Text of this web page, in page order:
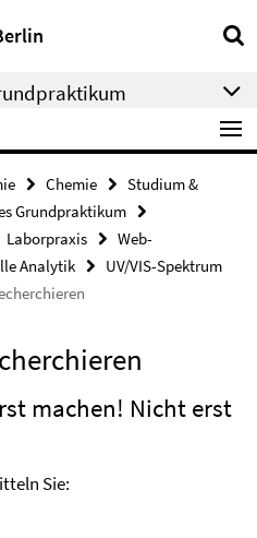
Chemie
Studium &
Grundpraktikum
Laborpraxis
Web-
Analytik
UV/VIS-Spektrum
machen! Nicht erst
Sie: